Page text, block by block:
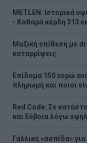
METLEN: Iστορικά
- Kαθαρά κέρδη 313
Μαζική επίθεση με
καταρρίψεις
Επίδομα 150 ευρώ
πληρωμή και ποιοι
Red Code: Σε
και Εύβοια λόγω
Γαλλική «ασπίδα»